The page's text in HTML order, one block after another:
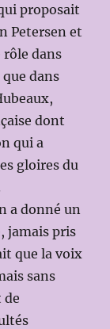
proposait
Petersen et
rôle dans
dans
dont
qui a
gloires du
a donné un
jamais pris
que la voix
sans
de